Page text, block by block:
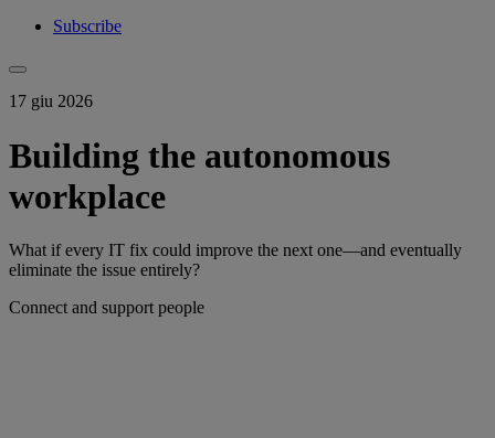
Subscribe
17 giu 2026
Building the autonomous
workplace
What if every IT fix could improve the next one—and eventually
eliminate the issue entirely?
Connect and support people